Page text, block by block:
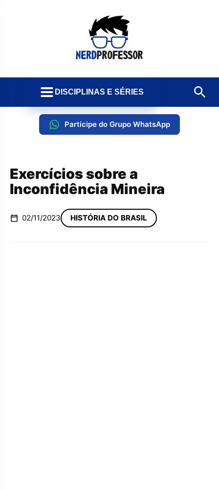
DISCIPLINAS E SÉRIES
Participe do Grupo WhatsApp
Exercícios sobre a
Inconfidência Mineira
02/11/2023 HISTÓRIA DO BRASIL